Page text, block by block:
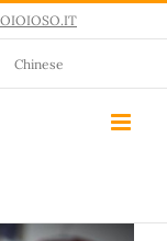
Chinese